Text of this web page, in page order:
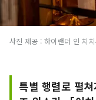
사진 제공 : 하이랜더 인 치
특별 행렬로 펼